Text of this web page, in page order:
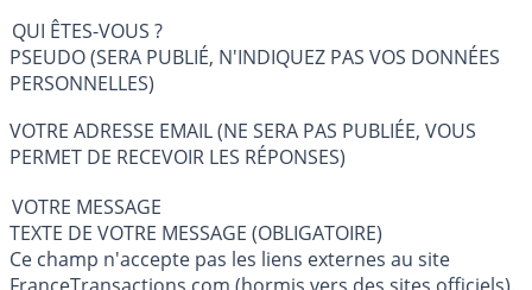
QUI ÊTES-VOUS ?
PSEUDO (SERA PUBLIÉ, N'INDIQUEZ PAS VOS DONNÉES
PERSONNELLES)
VOTRE ADRESSE EMAIL (NE SERA PAS PUBLIÉE, VOUS
PERMET DE RECEVOIR LES RÉPONSES)
VOTRE MESSAGE
TEXTE DE VOTRE MESSAGE (OBLIGATOIRE)
Ce champ n'accepte pas les liens externes au site
FranceTransactions.com (hormis vers des sites officiels).